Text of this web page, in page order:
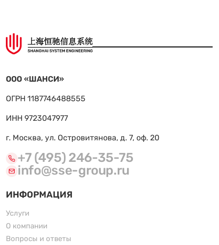
ООО «ШАНСИ»
ОГРН 1187746488555
ИНН 9723047977
г. Москва, ул. Островитянова, д. 7, оф. 20
+7 (495) 246-35-75
info@sse-group.ru
ИНФОРМАЦИЯ
Услуги
О компании
Вопросы и ответы